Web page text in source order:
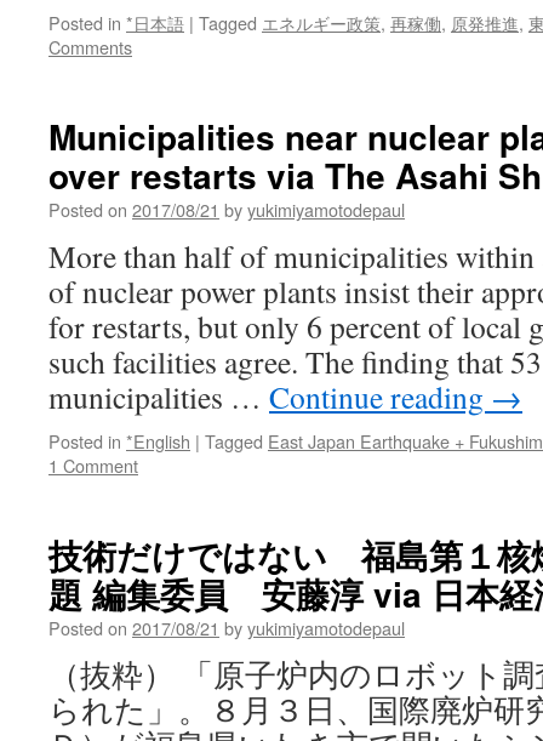
Posted in *日本語 | Tagged エネルギー政策, 再稼働, 原発推進,
Comments
Municipalities near nuclear
over restarts via The Asahi
Posted on 2017/08/21 byyukimiyamotodepaul
More than half of municipalities
of nuclear power plants insist their
for restarts, but only 6 percent of local
such facilities agree. The finding that
municipalities … Continue reading →
Posted in *English | Tagged East Japan Earthquake +
1 Comment
技術だけではない 福島第１核
題 編集委員 安藤淳 via 日本経
Posted on 2017/08/21 byyukimiyamotodepaul
（抜粋） 「原子炉内のロボット
られた」。８月３日、国際廃炉研